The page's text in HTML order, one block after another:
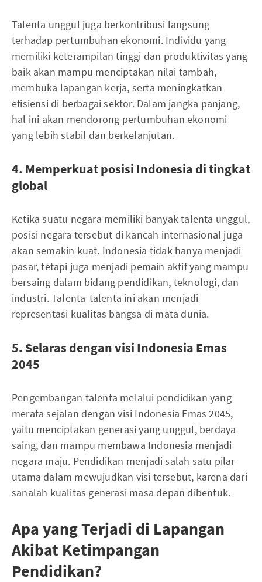
Talenta unggul juga berkontribusi langsung
terhadap pertumbuhan ekonomi. Individu yang
memiliki keterampilan tinggi dan produktivitas yang
baik akan mampu menciptakan nilai tambah,
membuka lapangan kerja, serta meningkatkan
efisiensi di berbagai sektor. Dalam jangka panjang,
hal ini akan mendorong pertumbuhan ekonomi
yang lebih stabil dan berkelanjutan.
4. Memperkuat posisi Indonesia di tingkat
global
Ketika suatu negara memiliki banyak talenta unggul,
posisi negara tersebut di kancah internasional juga
akan semakin kuat. Indonesia tidak hanya menjadi
pasar, tetapi juga menjadi pemain aktif yang mampu
bersaing dalam bidang pendidikan, teknologi, dan
industri. Talenta-talenta ini akan menjadi
representasi kualitas bangsa di mata dunia.
5. Selaras dengan visi Indonesia Emas
2045
Pengembangan talenta melalui pendidikan yang
merata sejalan dengan visi Indonesia Emas 2045,
yaitu menciptakan generasi yang unggul, berdaya
saing, dan mampu membawa Indonesia menjadi
negara maju. Pendidikan menjadi salah satu pilar
utama dalam mewujudkan visi tersebut, karena dari
sanalah kualitas generasi masa depan dibentuk.
Apa yang Terjadi di Lapangan
Akibat Ketimpangan
Pendidikan?